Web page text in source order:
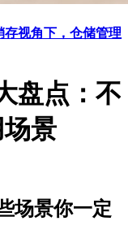
存视角下，仓储管理
盘点：不
景
场景你一定